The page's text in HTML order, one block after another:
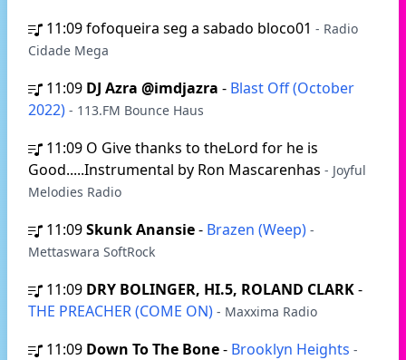
11:09fofoqueira seg a sabado bloco01 - Radio
Cidade Mega
11:09 DJ Azra @imdjazra - Blast Off (October
2022) - 113.FM Bounce Haus
11:09 O Give thanks to theLord for he is
Good.....Instrumental by Ron Mascarenhas - Joyful
Melodies Radio
11:09Skunk Anansie- Brazen (Weep) -
Mettaswara SoftRock
11:09 DRY BOLINGER, HI.5, ROLAND CLARK-
THE PREACHER (COME ON) - Maxxima Radio
11:09 Down To The Bone- Brooklyn Heights -